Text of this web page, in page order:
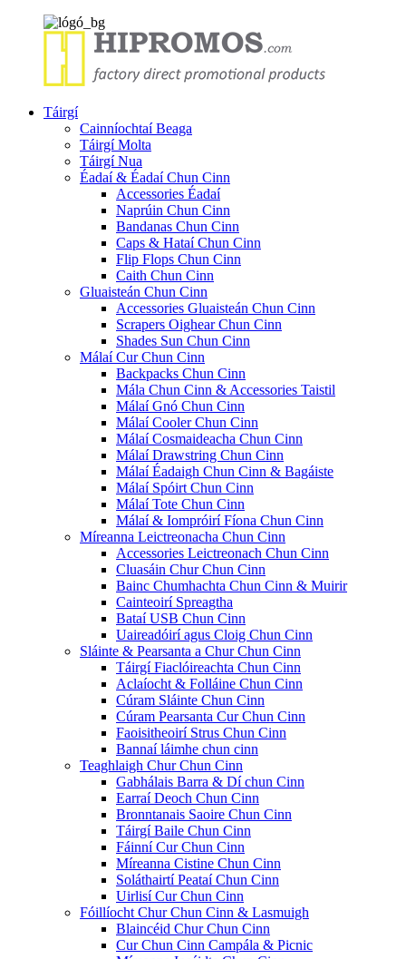
Táirgí
Cainníochtaí Beaga
Táirgí Molta
Táirgí Nua
Éadaí & Éadaí Chun Cinn
Accessories Éadaí
Naprúin Chun Cinn
Bandanas Chun Cinn
Caps & Hataí Chun Cinn
Flip Flops Chun Cinn
Caith Chun Cinn
Gluaisteán Chun Cinn
Accessories Gluaisteán Chun Cinn
Scrapers Oighear Chun Cinn
Shades Sun Chun Cinn
Málaí Cur Chun Cinn
Backpacks Chun Cinn
Mála Chun Cinn & Accessories Taistil
Málaí Gnó Chun Cinn
Málaí Cooler Chun Cinn
Málaí Cosmaideacha Chun Cinn
Málaí Drawstring Chun Cinn
Málaí Éadaigh Chun Cinn & Bagáiste
Málaí Spóirt Chun Cinn
Málaí Tote Chun Cinn
Málaí & Iompróirí Fíona Chun Cinn
Míreanna Leictreonacha Chun Cinn
Accessories Leictreonach Chun Cinn
Cluasáin Chur Chun Cinn
Bainc Chumhachta Chun Cinn & Muirir
Cainteoirí Spreagtha
Bataí USB Chun Cinn
Uaireadóirí agus Cloig Chun Cinn
Sláinte & Pearsanta a Chur Chun Cinn
Táirgí Fiaclóireachta Chun Cinn
Aclaíocht & Folláine Chun Cinn
Cúram Sláinte Chun Cinn
Cúram Pearsanta Cur Chun Cinn
Faoisitheoirí Strus Chun Cinn
Bannaí láimhe chun cinn
Teaghlaigh Chur Chun Cinn
Gabhálais Barra & Dí chun Cinn
Earraí Deoch Chun Cinn
Bronntanais Saoire Chun Cinn
Táirgí Baile Chun Cinn
Fáinní Cur Chun Cinn
Míreanna Cistine Chun Cinn
Soláthairtí Peataí Chun Cinn
Uirlisí Cur Chun Cinn
Fóillíocht Chur Chun Cinn & Lasmuigh
Blaincéid Chur Chun Cinn
Cur Chun Cinn Campála & Picnic